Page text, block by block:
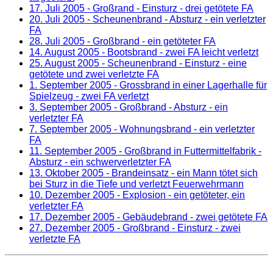
17. Juli 2005 - Großrand - Einsturz - drei getötete FA
20. Juli 2005 - Scheunenbrand - Absturz - ein verletzter
FA
28. Juli 2005 - Großbrand - ein getöteter FA
14. August 2005 - Bootsbrand - zwei FA leicht verletzt
25. August 2005 - Scheunenbrand - Einsturz - eine
getötete und zwei verletzte FA
1. September 2005 - Grossbrand in einer Lagerhalle für
Spielzeug - zwei FA verletzt
3. September 2005 - Großbrand - Absturz - ein
verletzter FA
7. September 2005 - Wohnungsbrand - ein verletzter
FA
11. September 2005 - Großbrand in Futtermittelfabrik -
Absturz - ein schwerverletzter FA
13. Oktober 2005 - Brandeinsatz - ein Mann tötet sich
bei Sturz in die Tiefe und verletzt Feuerwehrmann
10. Dezember 2005 - Explosion - ein getöteter, ein
verletzter FA
17. Dezember 2005 - Gebäudebrand - zwei getötete FA
27. Dezember 2005 - Großbrand - Einsturz - zwei
verletzte FA